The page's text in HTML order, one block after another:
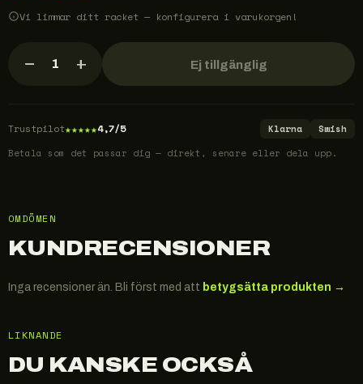
Vi limmar ditt racket — konfigurera i varukorgen!
− 1 + Ej tillgänglig
Trustpilot★★★★★4,7/5 Klarna
Swish
Betala som det passar dig — direkt, senare eller dela upp.
OMDÖMEN
KUNDRECENSIONER
Inga recensioner än. Bli först med att betygsätta produkten →
LIKNANDE
DU KANSKE OCKSÅ